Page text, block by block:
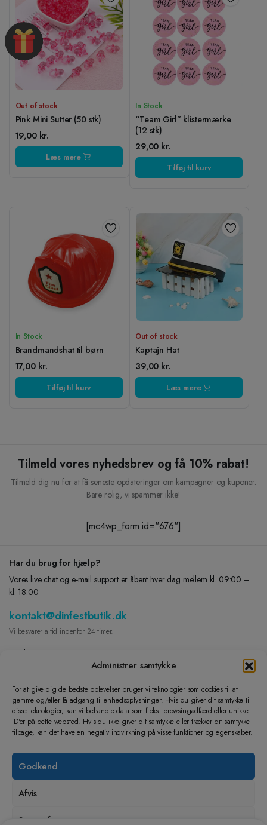
Administrer samtykke
For at give dig de bedste oplevelser bruger vi teknologier som cookies til at
gemme og/eller få adgang til enhedsoplysninger. Hvis du giver dit samtykke til
disse teknologier, kan vi behandle data som f.eks. browsingadfærd eller unikke
ID'er på dette websted. Hvis du ikke giver dit samtykke eller trækker dit samtykke
tilbage, kan det have en negativ indvirkning på visse funktioner og egenskaber.
Godkend
Afvis
Se præferencer
Out of stock
Pink Mini Sutter (50 stk)
19,00 kr.
Læs mere
In Stock
“Team Girl” klistermærke
(12 stk)
29,00 kr.
Tilføj til kurv
In Stock
Brandmandshat til børn
17,00 kr.
Tilføj til kurv
Out of stock
Kaptajn Hat
39,00 kr.
Læs mere
Tilmeld vores nyhedsbrev og få 10% rabat!
Tilmeld dig nu for at få seneste opdateringer om kampagner og kuponer.
Bare rolig, vi spammer ikke!
[mc4wp_form id="676"]
Har du brug for hjælp?
Vores live chat og e-mail support er åbent hver dag mellem kl. 09:00 –
kl. 18:00
kontakt@dinfestbutik.dk
Vi besvarer altid indenfor 24 timer.
Find os på
INSTAGRAM
Lad os hjælpe dig
Dine Ordre
Returnering og ombytning
Handelsbetingelser
Lær os at kende
Kontakt